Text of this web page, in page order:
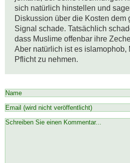
sich natürlich hinstellen und
Diskussion über die Kosten dem
Signal schade. Tatsächlich
dass Muslime offenbar ihre
Aber natürlich ist es islamophob,
Pflicht zu nehmen.